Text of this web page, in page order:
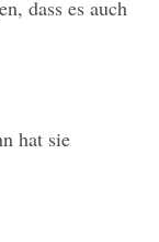
dass es auch
hat sie